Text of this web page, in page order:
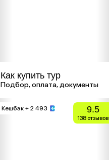
Как купить тур
Подбор, оплата, документы
Кешбэк + 2 493 9.5
138 отзывов